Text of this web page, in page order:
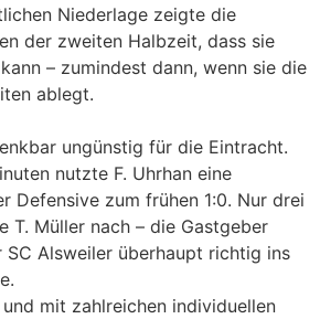
Niederlage zeigte die
der zweiten Halbzeit, dass sie
– zumindest dann, wenn sie die
ablegt.
ungünstig für die Eintracht.
nutzte F. Uhrhan eine
Defensive zum frühen 1:0. Nur drei
T. Müller nach – die Gastgeber
Alsweiler überhaupt richtig ins
mit zahlreichen individuellen